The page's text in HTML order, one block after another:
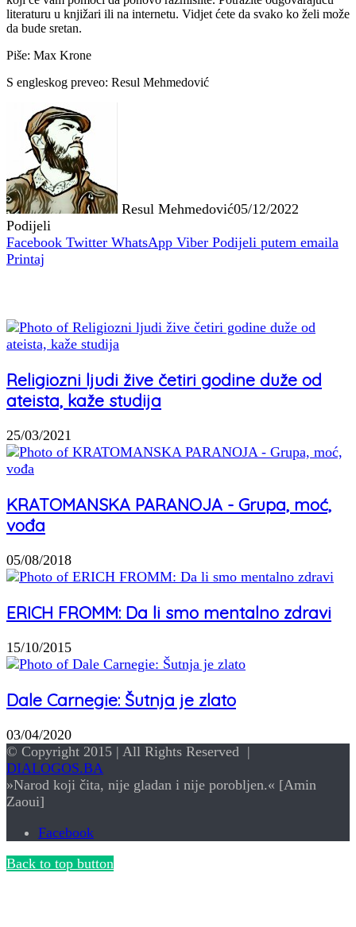
literaturu u knjižari ili na internetu. Vidjet ćete da svako ko želi može
da bude sretan.
Piše: Max Krone
S engleskog preveo: Resul Mehmedović
Resul Mehmedović05/12/2022
Podijeli
Facebook Twitter WhatsApp Viber Podijeli putem emaila
Printaj
Religiozni ljudi žive četiri godine duže od
ateista, kaže studija
25/03/2021
KRATOMANSKA PARANOJA - Grupa, moć,
vođa
05/08/2018
ERICH FROMM: Da li smo mentalno zdravi
15/10/2015
Dale Carnegie: Šutnja je zlato
03/04/2020
© Copyright 2015 | All Rights Reserved |
DIALOGOS.BA
»Narod koji čita, nije gladan i nije porobljen.« [Amin
Zaoui]
Facebook
Back to top button